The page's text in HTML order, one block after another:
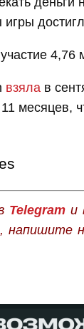
4,76
взяла в
месяцев,
Telegramи
напишите